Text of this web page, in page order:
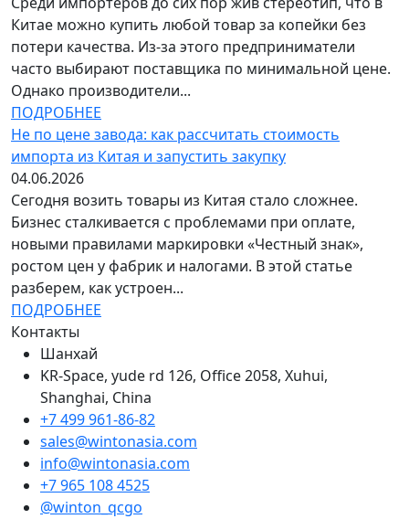
Китае можно купить любой товар за копейки без
потери качества. Из-за этого предприниматели
часто выбирают поставщика по минимальной цене.
Однако производители...
ПОДРОБНЕЕ
Не по цене завода: как рассчитать стоимость
импорта из Китая и запустить закупку
04.06.2026
Сегодня возить товары из Китая стало сложнее.
Бизнес сталкивается с проблемами при оплате,
новыми правилами маркировки «Честный знак»,
ростом цен у фабрик и налогами. В этой статье
разберем, как устроен...
ПОДРОБНЕЕ
Контакты
Шанхай
KR-Space, yude rd 126, Office 2058, Xuhui,
Shanghai, China
+7 499 961-86-82
sales@wintonasia.com
info@wintonasia.com
+7 965 108 4525
@winton_qcgo